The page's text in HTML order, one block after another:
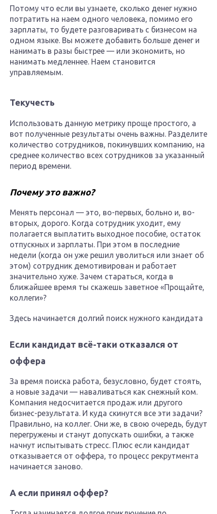
Потому что если вы узнаете, сколько денег нужно
потратить на наем одного человека, помимо его
зарплаты, то будете разговаривать с бизнесом на
одном языке. Вы можете добавить больше денег и
нанимать в разы быстрее — или экономить, но
нанимать медленнее. Наем становится
управляемым.
Текучесть
Использовать данную метрику проще простого, а
вот полученные результаты очень важны. Разделите
количество сотрудников, покинувших компанию, на
среднее количество всех сотрудников за указанный
период времени.
Почему это важно?
Менять персонал — это, во-первых, больно и, во-
вторых, дорого. Когда сотрудник уходит, ему
полагается выплатить выходное пособие, остаток
отпускных и зарплаты. При этом в последние
недели (когда он уже решил уволиться или знает об
этом) сотрудник демотивирован и работает
значительно хуже. Зачем стараться, когда в
ближайшее время ты скажешь заветное «Прощайте,
коллеги»?
Здесь начинается долгий поиск нужного кандидата
Если кандидат всё-таки отказался от
оффера
За время поиска работа, безусловно, будет стоять,
а новые задачи — наваливаться как снежный ком.
Компания недосчитается продаж или другого
бизнес-результата. И куда скинутся все эти задачи?
Правильно, на коллег. Они же, в свою очередь, будут
перегружены и станут допускать ошибки, а также
начнут испытывать стресс. Плюс если кандидат
отказывается от оффера, то процесс рекрутмента
начинается заново.
А если принял оффер?